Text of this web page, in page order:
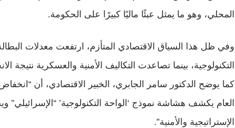
المحلي، وهو ما يمثل عبئًا ماليًا كبيرًا على الحكومة.
وفي ظل هذا السياق الاقتصادي المتأزم، ارتفعت معدلات
التكنولوجية، بينما تصاعدت التكاليف الأمنية والعسكرية
كما يوضح الدكتور سامر الجابري، الخبير الاقتصادي، أن “انخفاض
العام يكشف هشاشة نموذج ‘الواحة التكنولوجية’
الإستراتيجية والأمنية”.